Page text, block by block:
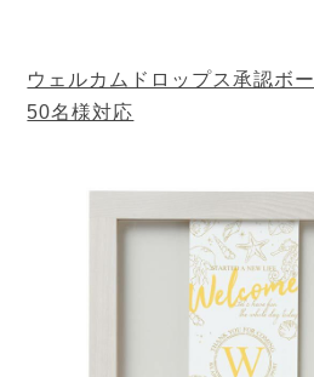
ウェルカムドロップス承認ボ
50名様対応